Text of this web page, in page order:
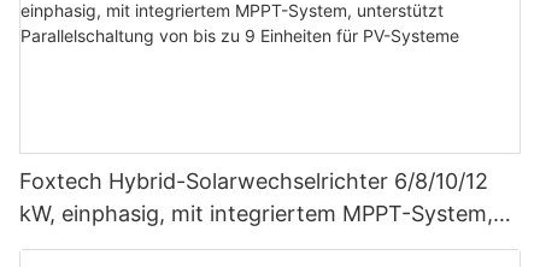
Foxtech Hybrid-Solarwechselrichter 6/8/10/12
kW, einphasig, mit integriertem MPPT-System,
unterstützt Parallelschaltung von bis zu 9